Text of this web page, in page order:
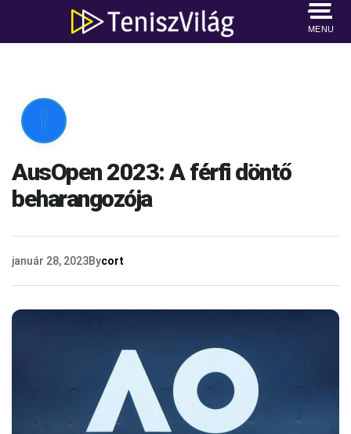
MENU

AusOpen 2023: A férfi döntő
beharangozója
január 28, 2023Bycort